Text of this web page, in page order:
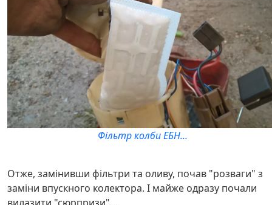
Фільтр колби ЕБН...
Отже, замінивши фільтри та оливу, почав "розваги" з
заміни впускного колектора. І майже одразу почали